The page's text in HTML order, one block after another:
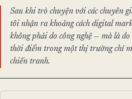
Sau khi trò chuyện với các chuyên
tôi nhận ra khoảng cách digital
không phải do công nghệ — mà là
thời điểm trong một thị trường chỉ
chiến tranh.